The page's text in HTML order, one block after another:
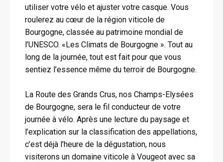
utiliser votre vélo et ajuster votre casque. Vous
roulerez au cœur de la région viticole de
Bourgogne, classée au patrimoine mondial de
l’UNESCO. «Les Climats de Bourgogne ». Tout au
long de la journée, tout est fait pour que vous
sentiez l’essence même du terroir de Bourgogne.
La Route des Grands Crus, nos Champs-Elysées
de Bourgogne, sera le fil conducteur de votre
journée à vélo. Après une lecture du paysage et
l’explication sur la classification des appellations,
c’est déjà l’heure de la dégustation, nous
visiterons un domaine viticole à Vougeot avec sa